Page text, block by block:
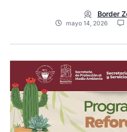
Border
mayo 14, 2026